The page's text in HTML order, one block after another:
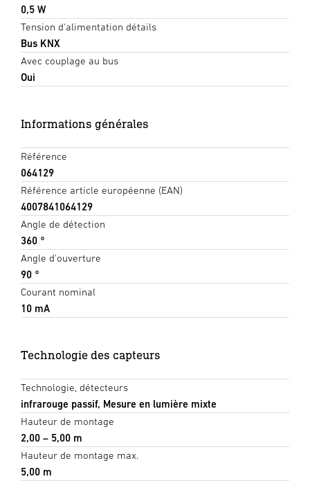
0,5 W
Tension d'alimentation détails
Bus KNX
Avec couplage au bus
Oui
Informations générales
Référence
064129
Référence article européenne (EAN)
4007841064129
Angle de détection
360 °
Angle d'ouverture
90 °
Courant nominal
10 mA
Technologie des capteurs
Technologie, détecteurs
infrarouge passif, Mesure en lumière mixte
Hauteur de montage
2,00 – 5,00 m
Hauteur de montage max.
5,00 m